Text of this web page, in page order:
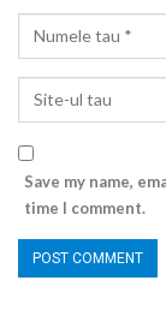
Save my name,
time I comment.